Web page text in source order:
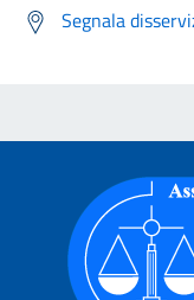
Segnala